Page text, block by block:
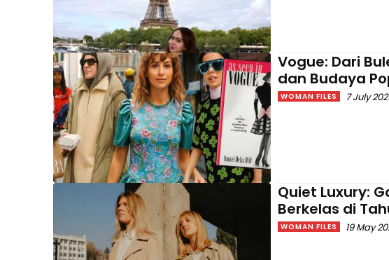
Vogue: Dari
dan Budaya
WOMAN FILES 7 July
Quiet Luxury:
Berkelas di
WOMAN FILES 19 May